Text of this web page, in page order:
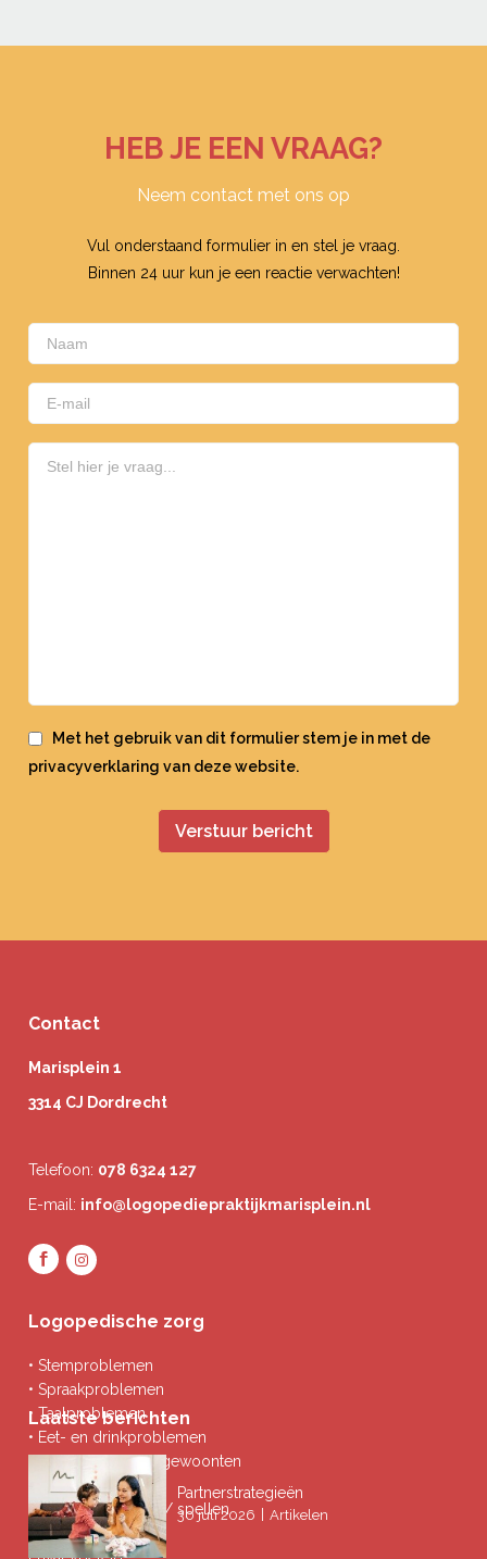
HEB JE EEN VRAAG?
Neem contact met ons op
Vul onderstaand formulier in en stel je vraag.
Binnen 24 uur kun je een reactie verwachten!
Met het gebruik van dit formulier stem je in met de
privacyverklaring van deze website.
Contact
Marisplein 1
3314 CJ Dordrecht
Telefoon: 078 6324 127
E-mail: info@logopediepraktijkmarisplein.nl
Logopedische zorg
• Stemproblemen
• Spraakproblemen
• Taalproblemen
• Eet- en drinkproblemen
• Afwijkende mondgewoonten
• Ademproblemen
• Problemen lezen / spellen
Laatste berichten
Partnerstrategieën
30 juli 2026 Artikelen